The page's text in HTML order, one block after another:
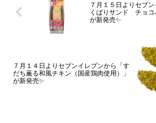
７月１５日よりセブ
くばりサンド チョコ
が新発売✨
７月１４日よりセブンイレブンから「す
だち薫る和風チキン（国産鶏肉使用）」
が新発売✨